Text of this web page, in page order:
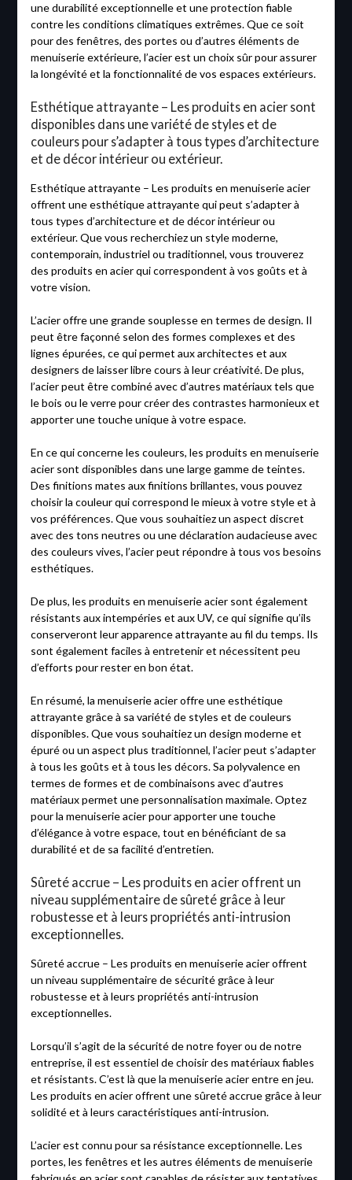
une durabilité exceptionnelle et une protection fiable
contre les conditions climatiques extrêmes. Que ce soit
pour des fenêtres, des portes ou d’autres éléments de
menuiserie extérieure, l’acier est un choix sûr pour assurer
la longévité et la fonctionnalité de vos espaces extérieurs.
Esthétique attrayante – Les produits en acier sont
disponibles dans une variété de styles et de
couleurs pour s’adapter à tous types d’architecture
et de décor intérieur ou extérieur.
Esthétique attrayante – Les produits en menuiserie acier
offrent une esthétique attrayante qui peut s’adapter à
tous types d’architecture et de décor intérieur ou
extérieur. Que vous recherchiez un style moderne,
contemporain, industriel ou traditionnel, vous trouverez
des produits en acier qui correspondent à vos goûts et à
votre vision.
L’acier offre une grande souplesse en termes de design. Il
peut être façonné selon des formes complexes et des
lignes épurées, ce qui permet aux architectes et aux
designers de laisser libre cours à leur créativité. De plus,
l’acier peut être combiné avec d’autres matériaux tels que
le bois ou le verre pour créer des contrastes harmonieux et
apporter une touche unique à votre espace.
En ce qui concerne les couleurs, les produits en menuiserie
acier sont disponibles dans une large gamme de teintes.
Des finitions mates aux finitions brillantes, vous pouvez
choisir la couleur qui correspond le mieux à votre style et à
vos préférences. Que vous souhaitiez un aspect discret
avec des tons neutres ou une déclaration audacieuse avec
des couleurs vives, l’acier peut répondre à tous vos besoins
esthétiques.
De plus, les produits en menuiserie acier sont également
résistants aux intempéries et aux UV, ce qui signifie qu’ils
conserveront leur apparence attrayante au fil du temps. Ils
sont également faciles à entretenir et nécessitent peu
d’efforts pour rester en bon état.
En résumé, la menuiserie acier offre une esthétique
attrayante grâce à sa variété de styles et de couleurs
disponibles. Que vous souhaitiez un design moderne et
épuré ou un aspect plus traditionnel, l’acier peut s’adapter
à tous les goûts et à tous les décors. Sa polyvalence en
termes de formes et de combinaisons avec d’autres
matériaux permet une personnalisation maximale. Optez
pour la menuiserie acier pour apporter une touche
d’élégance à votre espace, tout en bénéficiant de sa
durabilité et de sa facilité d’entretien.
Sûreté accrue – Les produits en acier offrent un
niveau supplémentaire de sûreté grâce à leur
robustesse et à leurs propriétés anti-intrusion
exceptionnelles.
Sûreté accrue – Les produits en menuiserie acier offrent
un niveau supplémentaire de sécurité grâce à leur
robustesse et à leurs propriétés anti-intrusion
exceptionnelles.
Lorsqu’il s’agit de la sécurité de notre foyer ou de notre
entreprise, il est essentiel de choisir des matériaux fiables
et résistants. C’est là que la menuiserie acier entre en jeu.
Les produits en acier offrent une sûreté accrue grâce à leur
solidité et à leurs caractéristiques anti-intrusion.
L’acier est connu pour sa résistance exceptionnelle. Les
portes, les fenêtres et les autres éléments de menuiserie